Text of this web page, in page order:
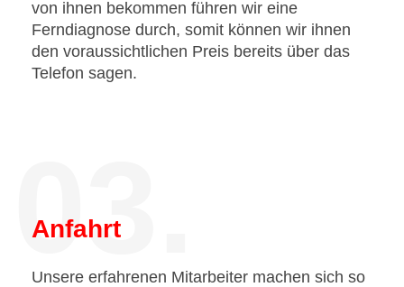
von ihnen bekommen führen wir eine
Ferndiagnose durch, somit können wir ihnen
den voraussichtlichen Preis bereits über das
Telefon sagen.
03.
Anfahrt
Unsere erfahrenen Mitarbeiter machen sich so